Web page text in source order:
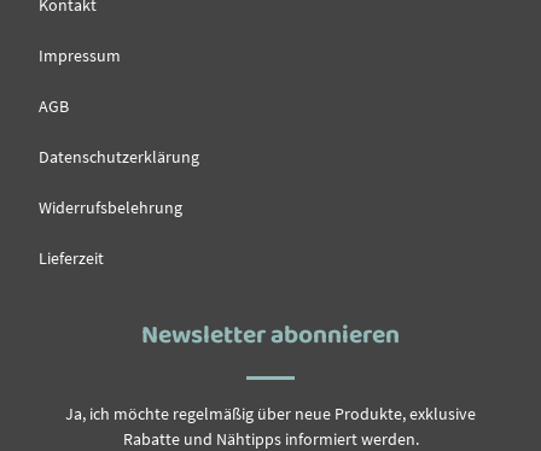
Kontakt
Impressum
AGB
Datenschutzerklärung
Widerrufsbelehrung
Lieferzeit
Newsletter abonnieren
Ja, ich möchte regelmäßig über neue Produkte, exklusive
Rabatte und Nähtipps informiert werden.